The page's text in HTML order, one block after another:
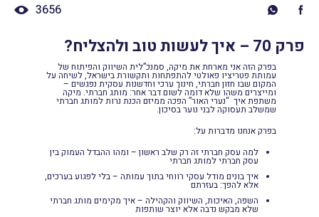
3656
פרק 70 – איך לעשות טוב ולהצליח?
בפרק הזה אני מארחת את מיקה, סמנכ”לית השיווק והפיתוח של
עמותת פטריציו פאולטי להתפתחות ותקשורת בישראל, לשיחה על
המקום שבו חזון חברתי, חינוך ערכי וחדשנות עסקית נפגשים –
ומייצרים משהו שלא דומה לשום דבר אחר: מותג חברתי. מיקה
משתפת איך “נערי האור” הפכה ממיזם הכנת נרות למותג חברתי
שמשלב תעסוקה לבני נוער בסיכון.
בפרק אנחנו מדברות על:
למה עסק חברתי זה רק שלב ראשון – ומהו ההבדל העמוק בין
עסק חברתי למותג חברתי
איך בונים מודל עסקי רווחי בתוך עמותה – בלי לפגוע בערכים,
אלא להפך: בעזרתם
השפה, האיכות, השיווק והקהילה – איך מקימים מותג חברתי
שלא מבקש נדבה אלא יוצר שותפות